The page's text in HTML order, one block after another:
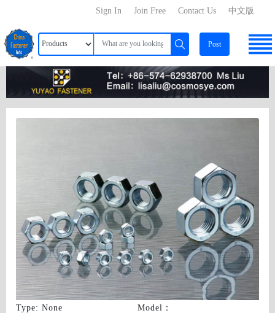
中文版
Contact Us
Join Free
Sign In
Post
SMALLER HEX NUT
Type: None Model ：